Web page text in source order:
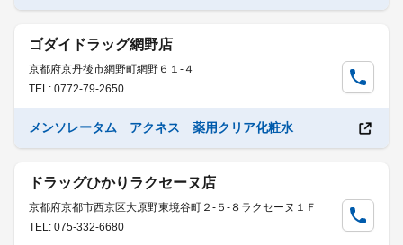
ゴダイドラッグ網野店
京都府京丹後市網野町網野６１-４
TEL: 0772-79-2650
メンソレータム アクネス 薬用クリア化粧水
ドラッグひかりラクセーヌ店
京都府京都市西京区大原野東境谷町２-５-８ラクセーヌ１Ｆ
TEL: 075-332-6680